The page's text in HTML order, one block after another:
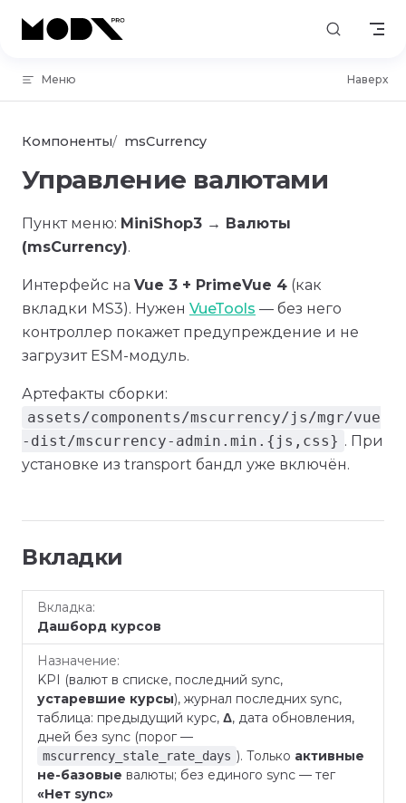
Skip to content
Меню Наверх
Компоненты msCurrency
Управление валютами
Пункт меню: MiniShop3 → Валюты
(msCurrency).
Интерфейс на Vue 3 + PrimeVue 4 (как
вкладки MS3). Нужен VueTools — без него
контроллер покажет предупреждение и не
загрузит ESM-модуль.
Артефакты сборки:
assets/components/mscurrency/js/mgr/vue
-dist/mscurrency-admin.min.{js,css} . При
установке из transport бандл уже включён.
Вкладки
Вкладка
Дашборд курсов
KPI (валют в списке, последний sync,
устаревшие курсы), журнал последних sync,
таблица: предыдущий курс, Δ, дата обновления,
дней без sync (порог —
mscurrency_stale_rate_days ). Только активные
не-базовые валюты; без единого sync — тег
«Нет sync»